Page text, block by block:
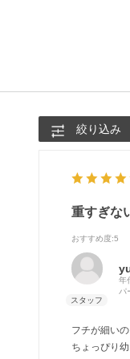
絞り込み
重すぎな
おすすめ度:5
年
パ
フチが細い
ちょっぴり